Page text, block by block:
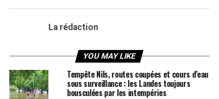
La rédaction
YOU MAY LIKE
Tempête Nils, routes coupées et cours d’eau
sous surveillance : les Landes toujours
bousculées par les intempéries